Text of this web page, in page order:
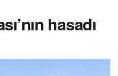
hasadı